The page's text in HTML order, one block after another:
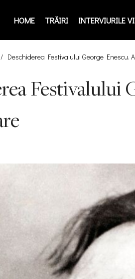
HOME TRĂIRI INTERVIURILE
/ Deschiderea Festivalului George Enescu.
Festivalului